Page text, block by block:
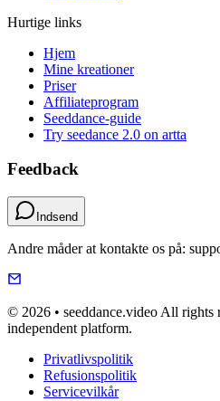
Hurtige links
Hjem
Mine kreationer
Priser
Affiliateprogram
Seeddance-guide
Try seedance 2.0 on artta
Feedback
Indsend
Andre måder at kontakte os på:
© 2026 • seeddance.video All rights
independent platform.
Privatlivspolitik
Refusionspolitik
Servicevilkår